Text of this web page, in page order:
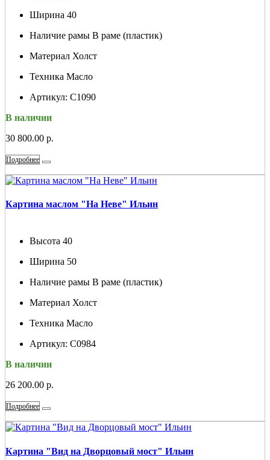
Ширина 40
Наличие рамы В раме (пластик)
Материал Холст
Техника Масло
Артикул: С1090
В наличии
30 800.00 р.
Подробнее
Картина маслом "На Неве" Ильин
Высота 40
Ширина 50
Наличие рамы В раме (пластик)
Материал Холст
Техника Масло
Артикул: С0984
В наличии
26 200.00 р.
Подробнее
Картина "Вид на Дворцовый мост" Ильин